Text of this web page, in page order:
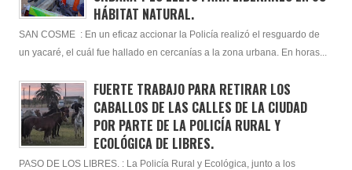
HÁBITAT NATURAL.
SAN COSME : En un eficaz accionar la Policía realizó el resguardo de
un yacaré, el cuál fue hallado en cercanías a la zona urbana. En horas...
FUERTE TRABAJO PARA RETIRAR LOS
CABALLOS DE LAS CALLES DE LA CIUDAD
POR PARTE DE LA POLICÍA RURAL Y
ECOLÓGICA DE LIBRES.
PASO DE LOS LIBRES. : La Policía Rural y Ecológica, junto a los